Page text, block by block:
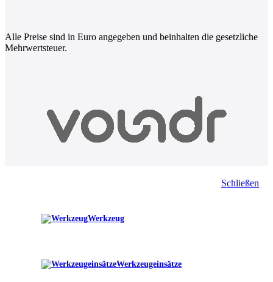
Alle Preise sind in Euro angegeben und beinhalten die gesetzliche
Mehrwertsteuer.
Schließen
Werkzeug
Werkzeugeinsätze